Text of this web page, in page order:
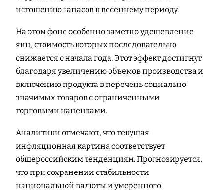
истощению запасов к весеннему периоду.
На этом фоне особенно заметно удешевление
яиц, стоимость которых последовательно
снижается с начала года. Этот эффект достигнут
благодаря увеличению объемов производства и
включению продукта в перечень социально
значимых товаров с ограниченными
торговыми наценками.
Аналитики отмечают, что текущая
инфляционная картина соответствует
общероссийским тенденциям. Прогнозируется,
что при сохранении стабильности
национальной валюты и умеренного